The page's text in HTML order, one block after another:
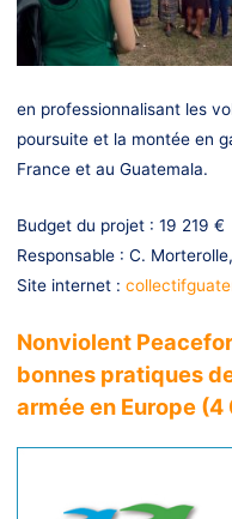
en professionnalisant les
poursuite et la montée en
France et au Guatemala.
Budget du projet : 19 219 €
Responsable : C.
Site internet :
Nonviolent
bonnes pratiques
armée en Europe